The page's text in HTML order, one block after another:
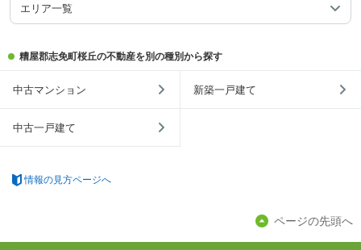
エリア一覧
糟屋郡志免町桜丘の不動産を別の種別から探す
中古マンション 新築一戸建て
中古一戸建て
情報の見方ページへ
ページの先頭へ